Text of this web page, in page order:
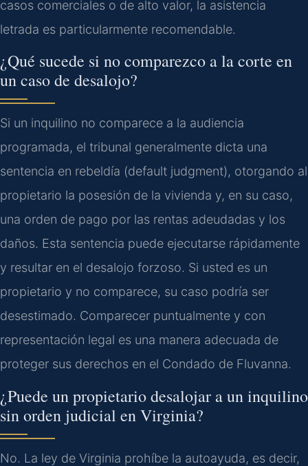
casos comerciales o de alto valor, la asistencia
letrada es particularmente recomendable.
¿Qué sucede si no comparezco a la corte en
un caso de desalojo?
Si un inquilino no comparece a la audiencia
programada, el tribunal generalmente dicta una
sentencia en rebeldía (default judgment), otorgando al
propietario la posesión de la vivienda y, en su caso,
una orden de pago por las rentas adeudadas y los
daños. Esta sentencia puede ejecutarse rápidamente
y resultar en el desalojo forzoso. Si usted es un
propietario y no comparece, su caso podría ser
desestimado. Comparecer puntualmente y con
representación legal es una manera adecuada de
proteger sus derechos en el Condado de Fluvanna.
¿Puede un propietario desalojar a un inquilino
sin orden judicial en Virginia?
No. La ley de Virginia prohíbe la autoayuda, es decir,